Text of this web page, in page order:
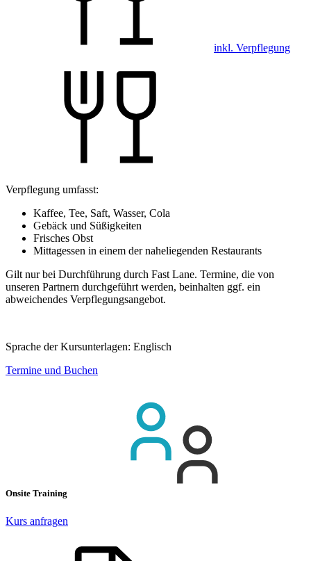
inkl. Verpflegung
Verpflegung umfasst:
Kaffee, Tee, Saft, Wasser, Cola
Gebäck und Süßigkeiten
Frisches Obst
Mittagessen in einem der naheliegenden Restaurants
Gilt nur bei Durchführung durch Fast Lane. Termine, die von
unseren Partnern durchgeführt werden, beinhalten ggf. ein
abweichendes Verpflegungsangebot.
Sprache der Kursunterlagen: Englisch
Termine und Buchen
Onsite Training
Kurs anfragen